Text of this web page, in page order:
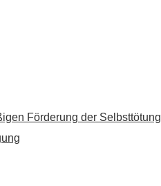
Förderung der Selbsttötung